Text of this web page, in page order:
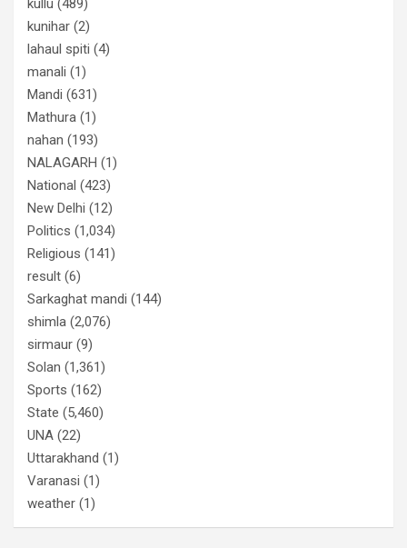
kullu (489)
kunihar (2)
lahaul spiti (4)
manali (1)
Mandi (631)
Mathura (1)
nahan (193)
NALAGARH (1)
National (423)
New Delhi (12)
Politics (1,034)
Religious (141)
result (6)
Sarkaghat mandi (144)
shimla (2,076)
sirmaur (9)
Solan (1,361)
Sports (162)
State (5,460)
UNA (22)
Uttarakhand (1)
Varanasi (1)
weather (1)